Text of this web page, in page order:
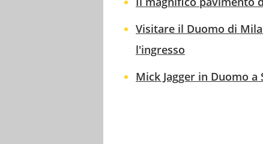
Visitare il Duomo di
l'ingresso
Mick Jagger in Duomo